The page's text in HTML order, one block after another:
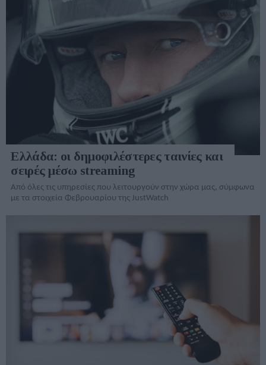
Ελλάδα: οι δημοφιλέστερες ταινίες και
σειρές μέσω streaming
Από όλες τις υπηρεσίες που λειτουργούν στην χώρα μας, σύμφωνα
με τα στοιχεία Φεβρουαρίου της JustWatch